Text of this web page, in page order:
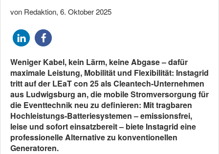
von Redaktion, 6. Oktober 2025
Weniger Kabel, kein Lärm, keine Abgase – dafür
maximale Leistung, Mobilität und Flexibilität: Instagrid
tritt auf der LEaT con 25 als Cleantech-Unternehmen
aus Ludwigsburg an, die mobile Stromversorgung für
die Eventtechnik neu zu definieren: Mit tragbaren
Hochleistungs-Batteriesystemen – emissionsfrei,
leise und sofort einsatzbereit – biete Instagrid eine
professionelle Alternative zu konventionellen
Generatoren.